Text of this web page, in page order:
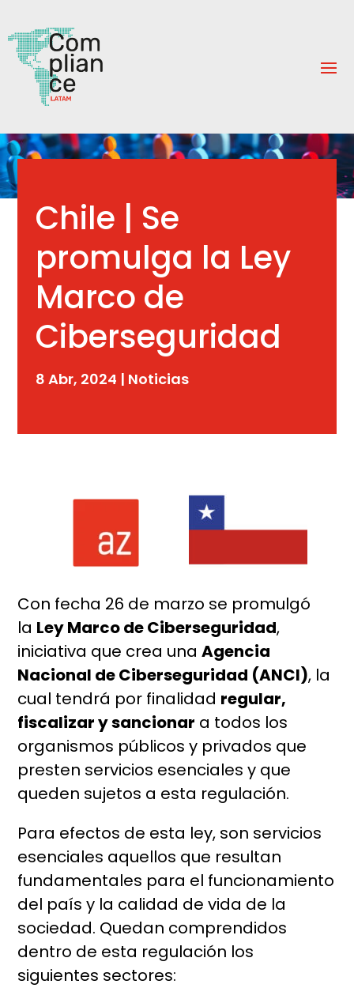
Chile | Se
promulga la Ley
Marco de
Ciberseguridad
8 Abr, 2024 | Noticias
Con fecha 26 de marzo se promulgó
la Ley Marco de Ciberseguridad,
iniciativa que crea unaAgencia
Nacional de Ciberseguridad (ANCI), la
cual tendrá por finalidad regular,
fiscalizar y sancionar a todos los
organismos públicos y privados que
presten servicios esenciales y que
queden sujetos a esta regulación.
Para efectos de esta ley, son servicios
esenciales aquellos que resultan
fundamentales para el funcionamiento
del país y la calidad de vida de la
sociedad. Quedan comprendidos
dentro de esta regulación los
siguientes sectores: